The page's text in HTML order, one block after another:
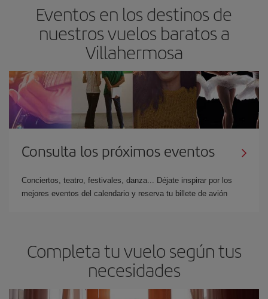
Eventos en los destinos de
nuestros vuelos baratos a
Villahermosa
Consulta los próximos eventos
Conciertos, teatro, festivales, danza... Déjate inspirar por los
mejores eventos del calendario y reserva tu billete de avión
Completa tu vuelo según tus
necesidades